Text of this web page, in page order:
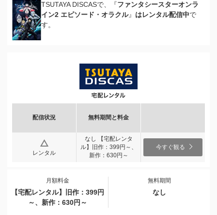
TSUTAYA DISCASで、『ファンタシースターオンラ
イン2 エピソード・オラクル』 はレンタル配信中で
す。
配信状況 無料期間と料金
レンタル
なし 【宅配レンタ
ル】旧作：399円～、
新作：630円～
今すぐ観る
月額料金
【宅配レンタル】旧作：399円
～、新作：630円～
無料期間
なし